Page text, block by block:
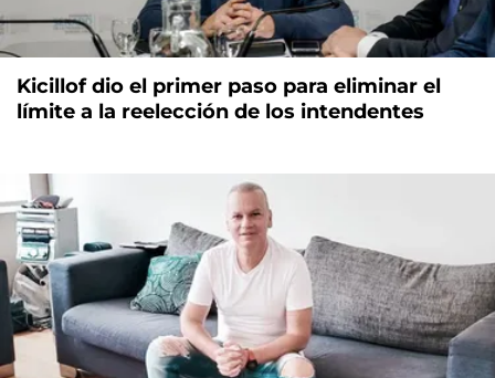
Kicillof dio el primer paso para eliminar el
límite a la reelección de los intendentes